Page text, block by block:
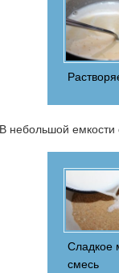
В небольшой
Сладкое
смесь